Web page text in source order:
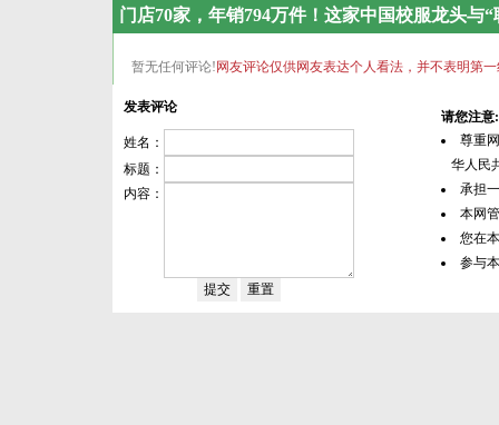
门店70家，年销794万件！这家中国校服龙头与
暂无任何评论! 网友评论仅供网友表达个人看法，并不表明第
发表评论
姓名：
标题：
内容：
请您注意:
尊重
华人民
承担
本网
您在
参与